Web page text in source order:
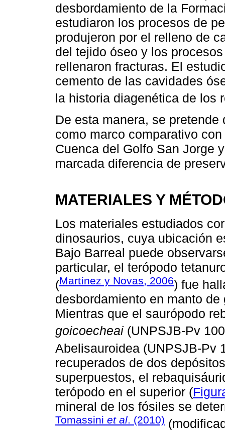
desbordamiento de la
estudiaron los procesos de
produjeron por el relleno de
del tejido óseo y los
rellenaron fracturas. El
cemento de las cavidades
la historia diagenética de los
De esta manera, se
como marco comparativo
Cuenca del Golfo San Jorge
marcada diferencia de
MATERIALES Y
Los materiales estudiados
dinosaurios, cuya ubicación
Bajo Barreal puede
particular, el terópodo
(Martínez y Novas, 2006) fue
desbordamiento en manto
Mientras que el saurópodo
goicoecheai (UNPSJB-Pv
Abelisauroidea (UNPSJB-Pv
recuperados de dos
superpuestos, el
terópodo en el superior (
mineral de los fósiles se
Tomassini et al. (2010)